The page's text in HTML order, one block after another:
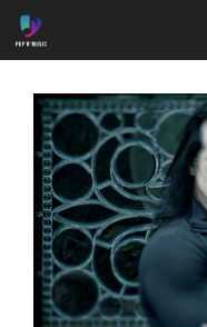
Aller
au